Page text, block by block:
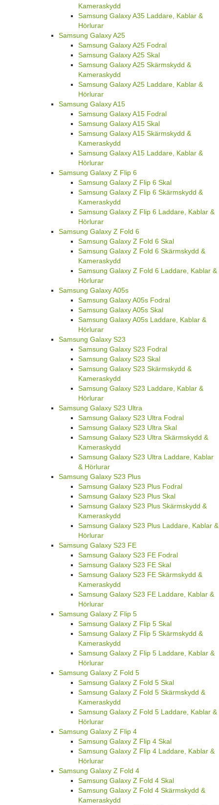
Kameraskydd
Samsung Galaxy A35 Laddare, Kablar &
Hörlurar
Samsung Galaxy A25
Samsung Galaxy A25 Fodral
Samsung Galaxy A25 Skal
Samsung Galaxy A25 Skärmskydd &
Kameraskydd
Samsung Galaxy A25 Laddare, Kablar &
Hörlurar
Samsung Galaxy A15
Samsung Galaxy A15 Fodral
Samsung Galaxy A15 Skal
Samsung Galaxy A15 Skärmskydd &
Kameraskydd
Samsung Galaxy A15 Laddare, Kablar &
Hörlurar
Samsung Galaxy Z Flip 6
Samsung Galaxy Z Flip 6 Skal
Samsung Galaxy Z Flip 6 Skärmskydd &
Kameraskydd
Samsung Galaxy Z Flip 6 Laddare, Kablar &
Hörlurar
Samsung Galaxy Z Fold 6
Samsung Galaxy Z Fold 6 Skal
Samsung Galaxy Z Fold 6 Skärmskydd &
Kameraskydd
Samsung Galaxy Z Fold 6 Laddare, Kablar &
Hörlurar
Samsung Galaxy A05s
Samsung Galaxy A05s Fodral
Samsung Galaxy A05s Skal
Samsung Galaxy A05s Laddare, Kablar &
Hörlurar
Samsung Galaxy S23
Samsung Galaxy S23 Fodral
Samsung Galaxy S23 Skal
Samsung Galaxy S23 Skärmskydd &
Kameraskydd
Samsung Galaxy S23 Laddare, Kablar &
Hörlurar
Samsung Galaxy S23 Ultra
Samsung Galaxy S23 Ultra Fodral
Samsung Galaxy S23 Ultra Skal
Samsung Galaxy S23 Ultra Skärmskydd &
Kameraskydd
Samsung Galaxy S23 Ultra Laddare, Kablar
& Hörlurar
Samsung Galaxy S23 Plus
Samsung Galaxy S23 Plus Fodral
Samsung Galaxy S23 Plus Skal
Samsung Galaxy S23 Plus Skärmskydd &
Kameraskydd
Samsung Galaxy S23 Plus Laddare, Kablar &
Hörlurar
Samsung Galaxy S23 FE
Samsung Galaxy S23 FE Fodral
Samsung Galaxy S23 FE Skal
Samsung Galaxy S23 FE Skärmskydd &
Kameraskydd
Samsung Galaxy S23 FE Laddare, Kablar &
Hörlurar
Samsung Galaxy Z Flip 5
Samsung Galaxy Z Flip 5 Skal
Samsung Galaxy Z Flip 5 Skärmskydd &
Kameraskydd
Samsung Galaxy Z Flip 5 Laddare, Kablar &
Hörlurar
Samsung Galaxy Z Fold 5
Samsung Galaxy Z Fold 5 Skal
Samsung Galaxy Z Fold 5 Skärmskydd &
Kameraskydd
Samsung Galaxy Z Fold 5 Laddare, Kablar &
Hörlurar
Samsung Galaxy Z Flip 4
Samsung Galaxy Z Flip 4 Skal
Samsung Galaxy Z Flip 4 Laddare, Kablar &
Hörlurar
Samsung Galaxy Z Fold 4
Samsung Galaxy Z Fold 4 Skal
Samsung Galaxy Z Fold 4 Skärmskydd &
Kameraskydd